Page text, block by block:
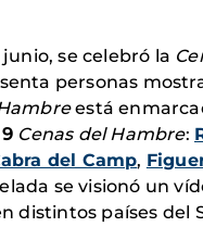
se celebró la
personas
está
9 Cenas del Hambre:
del Camp,
se visionó un
distintos países del